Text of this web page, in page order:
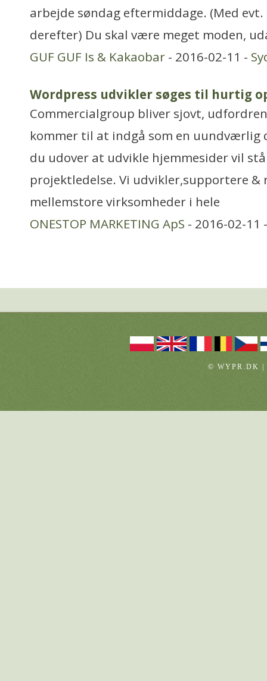
arbejde søndag eftermiddage. (Med
derefter) Du skal være meget moden,
GUF GUF Is & Kakaobar - 2016-02-11 -
Wordpress udvikler søges til hurtig
Commercialgroup bliver sjovt,
kommer til at indgå som en uundværlig
du udover at udvikle hjemmesider vil
projektledelse. Vi udvikler,supportere &
mellemstore virksomheder i hele
ONESTOP MARKETING ApS - 2016-02-11
© WYPR.DK